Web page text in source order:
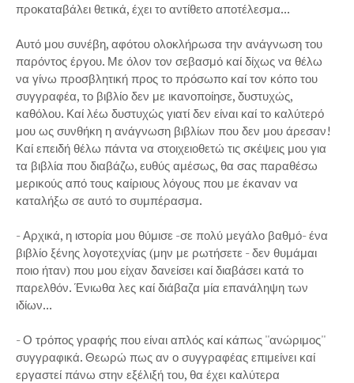
προκαταβάλει θετικά, έχει το αντίθετο αποτέλεσμα...
Αυτό μου συνέβη, αφότου ολοκλήρωσα την ανάγνωση του
παρόντος έργου. Με όλον τον σεβασμό καί δίχως να θέλω
να γίνω προσβλητική προς το πρόσωπο καί τον κόπο του
συγγραφέα, το βιβλίο δεν με ικανοποίησε, δυστυχώς,
καθόλου. Καί λέω δυστυχώς γιατί δεν είναι καί το καλύτερό
μου ως συνθήκη η ανάγνωση βιβλίων που δεν μου άρεσαν!
Καί επειδή θέλω πάντα να στοιχειοθετώ τις σκέψεις μου για
τα βιβλία που διαβάζω, ευθύς αμέσως, θα σας παραθέσω
μερικούς από τους καίριους λόγους που με έκαναν να
καταλήξω σε αυτό το συμπέρασμα.
- Αρχικά, η ιστορία μου θύμισε -σε πολύ μεγάλο βαθμό- ένα
βιβλίο ξένης λογοτεχνίας (μην με ρωτήσετε - δεν θυμάμαι
ποιο ήταν) που μου είχαν δανείσει καί διαβάσει κατά το
παρελθόν. Ένιωθα λες καί διάβαζα μία επανάληψη των
ιδίων...
- Ο τρόπος γραφής που είναι απλός καί κάπως ''ανώριμος''
συγγραφικά. Θεωρώ πως αν ο συγγραφέας επιμείνει καί
εργαστεί πάνω στην εξέλιξή του, θα έχει καλύτερα